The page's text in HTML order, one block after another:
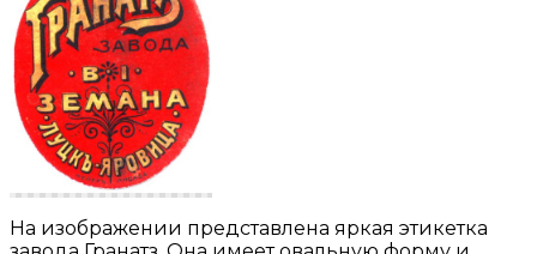
На изображении представлена яркая этикетка